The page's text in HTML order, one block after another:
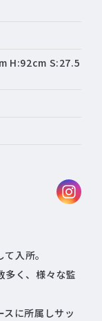
H:92cm S:27.5
入所。
多く、様々な監
に所属しサッ